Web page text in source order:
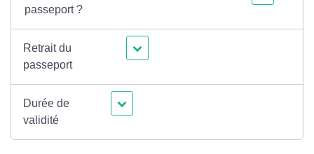
passeport ?
Retrait du
passeport
Durée de
validité